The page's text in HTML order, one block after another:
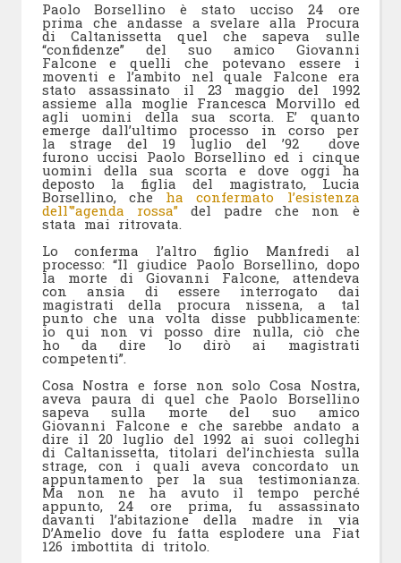
Paolo Borsellino è stato ucciso 24 ore
prima che andasse a svelare alla Procura
di Caltanissetta quel che sapeva sulle
“confidenze” del suo amico Giovanni
Falcone e quelli che potevano essere i
moventi e l’ambito nel quale Falcone era
stato assassinato il 23 maggio del 1992
assieme alla moglie Francesca Morvillo ed
agli uomini della sua scorta. E’ quanto
emerge dall’ultimo processo in corso per
la strage del 19 luglio del ’92 dove
furono uccisi Paolo Borsellino ed i cinque
uomini della sua scorta e dove oggi ha
deposto la figlia del magistrato, Lucia
Borsellino, che ha confermato l’esistenza
dell'”agenda rossa”del padre che non è
stata mai ritrovata.
Lo conferma l’altro figlio Manfredi al
processo: “Il giudice Paolo Borsellino, dopo
la morte di Giovanni Falcone, attendeva
con ansia di essere interrogato dai
magistrati della procura nissena, a tal
punto che una volta disse pubblicamente:
io qui non vi posso dire nulla, ciò che
ho da dire lo dirò ai magistrati
competenti”.
Cosa Nostra e forse non solo Cosa Nostra,
aveva paura di quel che Paolo Borsellino
sapeva sulla morte del suo amico
Giovanni Falcone e che sarebbe andato a
dire il 20 luglio del 1992 ai suoi colleghi
di Caltanissetta, titolari del’inchiesta sulla
strage, con i quali aveva concordato un
appuntamento per la sua testimonianza.
Ma non ne ha avuto il tempo perché
appunto, 24 ore prima, fu assassinato
davanti l’abitazione della madre in via
D’Amelio dove fu fatta esplodere una Fiat
126 imbottita di tritolo.